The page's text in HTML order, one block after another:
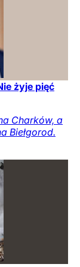
żyje pięć
Charków, a
Biełgorod.